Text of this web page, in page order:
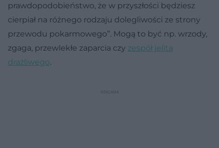
prawdopodobieństwo, że w przyszłości będziesz
cierpiał na różnego rodzaju dolegliwości ze strony
przewodu pokarmowego”. Mogą to być np. wrzody,
zgaga, przewlekłe zaparcia czy zespół jelita
drażliwego.